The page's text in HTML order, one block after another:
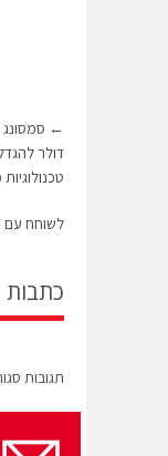
←
דולר
לשוחח עם
כתבות
תגובות